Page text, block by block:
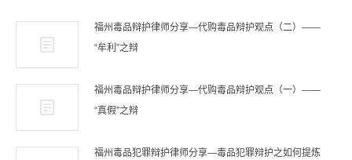
福州毒品辩护律师分享—代购毒品辩护观点（二）——
“牟利”之辩
福州毒品辩护律师分享—代购毒品辩护观点（一）——
“真假”之辩
福州毒品犯罪辩护律师分享—毒品犯罪辩护之如何提炼